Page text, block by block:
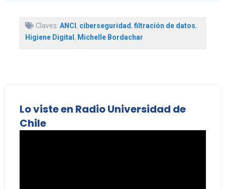
Claves: ANCI, ciberseguridad, filtración de datos,
Higiene Digital, Michelle Bordachar
Lo viste en Radio Universidad de
Chile